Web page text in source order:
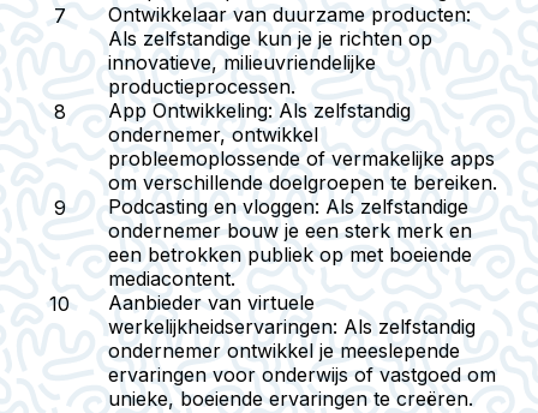
Ontwikkelaar van duurzame producten:
Als zelfstandige kun je je richten op
innovatieve, milieuvriendelijke
productieprocessen.
App Ontwikkeling: Als zelfstandig
ondernemer, ontwikkel
probleemoplossende of vermakelijke apps
om verschillende doelgroepen te bereiken.
Podcasting en vloggen: Als zelfstandige
ondernemer bouw je een sterk merk en
een betrokken publiek op met boeiende
mediacontent.
Aanbieder van virtuele
werkelijkheidservaringen: Als zelfstandig
ondernemer ontwikkel je meeslepende
ervaringen voor onderwijs of vastgoed om
unieke, boeiende ervaringen te creëren.